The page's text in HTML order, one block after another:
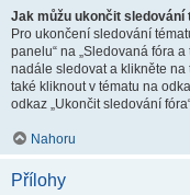
Jak můžu ukončit sledování
Pro ukončení sledování
panelu“ na „Sledovaná fóra
nadále sledovat a klikněte na
také kliknout v tématu na
odkaz „Ukončit sledování
Nahoru
Přílohy